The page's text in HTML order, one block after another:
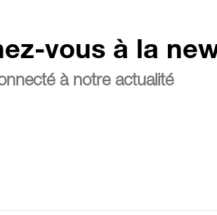
vous à la
à notre actualité